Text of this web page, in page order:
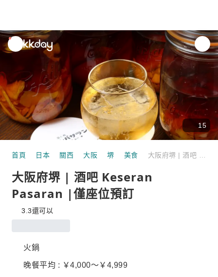
unread
notifications
15
首頁 日本 關西 大阪 堺 美食
大阪府堺 | 酒吧 Keseran
Pasaran |僅座位預訂
3.3還可以
火鍋
晚餐平均 : ￥4,000～￥4,999